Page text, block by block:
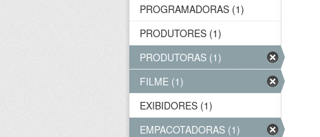
PROGRAMADORAS (1)
PRODUTORES (1)
PRODUTORAS (1)
FILME (1)
EXIBIDORES (1)
EMPACOTADORAS (1)